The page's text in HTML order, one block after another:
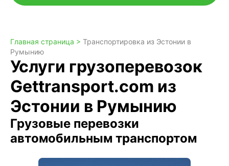
Главная страница > Транспортировка из Эстонии в
Румынию
Услуги грузоперевозок
Gettransport.com из
Эстонии в Румынию
Грузовые перевозки
автомобильным транспортом